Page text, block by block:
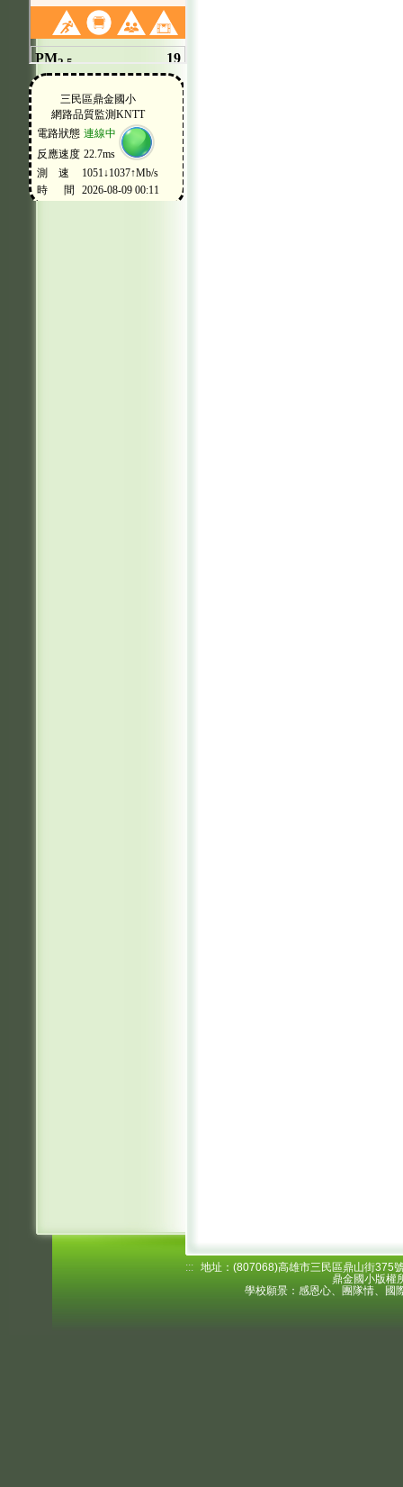
::: 地址：(807068)高雄市三民區鼎山街
鼎金國小版權
學校願景：感恩心、團隊情、國